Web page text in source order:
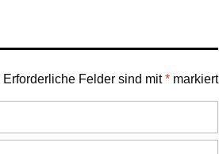
Erforderliche Felder sind mit* markiert